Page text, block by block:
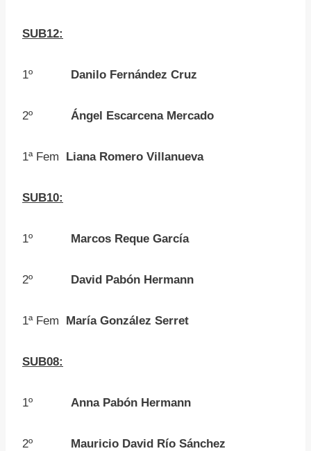
SUB12:
1º Danilo Fernández Cruz
2º Ángel Escarcena Mercado
1ª Fem Liana Romero Villanueva
SUB10:
1º Marcos Reque García
2º David Pabón Hermann
1ª Fem María González Serret
SUB08:
1º Anna Pabón Hermann
2º Mauricio David Río Sánchez